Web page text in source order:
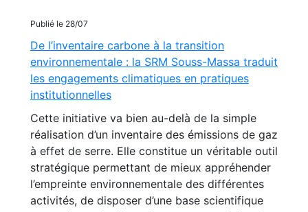
Publié le 28/07
De l’inventaire carbone à la transition
environnementale : la SRM Souss-Massa traduit
les engagements climatiques en pratiques
institutionnelles
Cette initiative va bien au-delà de la simple
réalisation d’un inventaire des émissions de gaz
à effet de serre. Elle constitue un véritable outil
stratégique permettant de mieux appréhender
l’empreinte environnementale des différentes
activités, de disposer d’une base scientifique